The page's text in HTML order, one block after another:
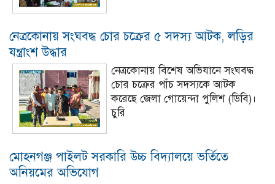
নেত্রকোনায় সংঘবদ্ধ চোর চক্রের ৫ সদস্য আটক, লড়ির
যন্ত্রাংশ উদ্ধার
নেত্রকোনায় বিশেষ অভিযানে সংঘবদ্ধ
চোর চক্রের পাঁচ সদস্যকে আটক
করেছে জেলা গোয়েন্দা পুলিশ (ডিবি)।
চুরি
মোহনগঞ্জ পাইলট সরকারি উচ্চ বিদ্যালয়ে ভর্তিতে
অনিয়মের অভিযোগ